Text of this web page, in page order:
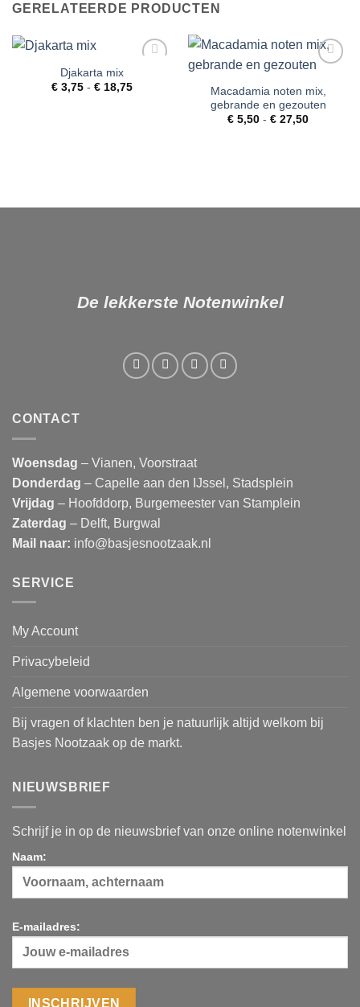
GERELATEERDE PRODUCTEN
Toevoegen
aan
Djakarta mix
€ 3,75 - € 18,75Prijsklasse:
aan
verlanglijst
Macadamia noten mix,
gebrande en gezouten
€ 5,50 - € 27,50
De lekkerste Notenwinkel
CONTACT
Woensdag – Vianen, Voorstraat
Donderdag – Capelle aan den IJssel, Stadsplein
Vrijdag – Hoofddorp, Burgemeester van Stamplein
Zaterdag – Delft, Burgwal
Mail naar: info@basjesnootzaak.nl
SERVICE
My Account
Privacybeleid
Algemene voorwaarden
Bij vragen of klachten ben je natuurlijk altijd welkom bij
Basjes Nootzaak op de markt.
NIEUWSBRIEF
Schrijf je in op de nieuwsbrief van onze online notenwinkel
Naam:
E-mailadres: